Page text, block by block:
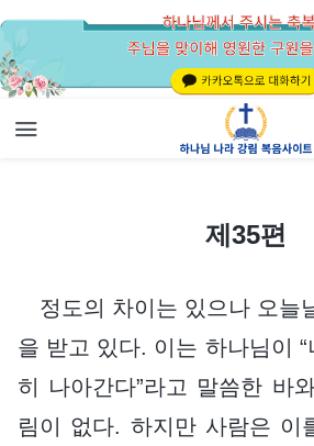
제35편
정도의 차이는 있으나 오늘
을 받고 있다. 이는 하나님이
히 나아간다”라고 말씀한 바
림이 없다. 하지만 사람은 이